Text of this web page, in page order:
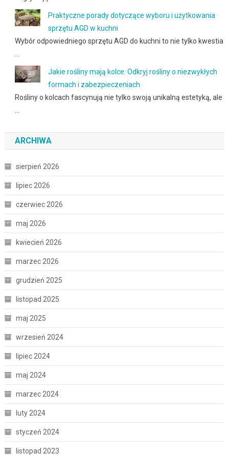
Praktyczne porady dotyczące wyboru i użytkowania
sprzętu AGD w kuchni
Wybór odpowiedniego sprzętu AGD do kuchni to nie tylko kwestia
Jakie rośliny mają kolce: Odkryj rośliny o niezwykłych
formach i zabezpieczeniach
Rośliny o kolcach fascynują nie tylko swoją unikalną estetyką, ale
ARCHIWA
sierpień 2026
lipiec 2026
czerwiec 2026
maj 2026
kwiecień 2026
marzec 2026
grudzień 2025
listopad 2025
maj 2025
wrzesień 2024
lipiec 2024
maj 2024
marzec 2024
luty 2024
styczeń 2024
listopad 2023